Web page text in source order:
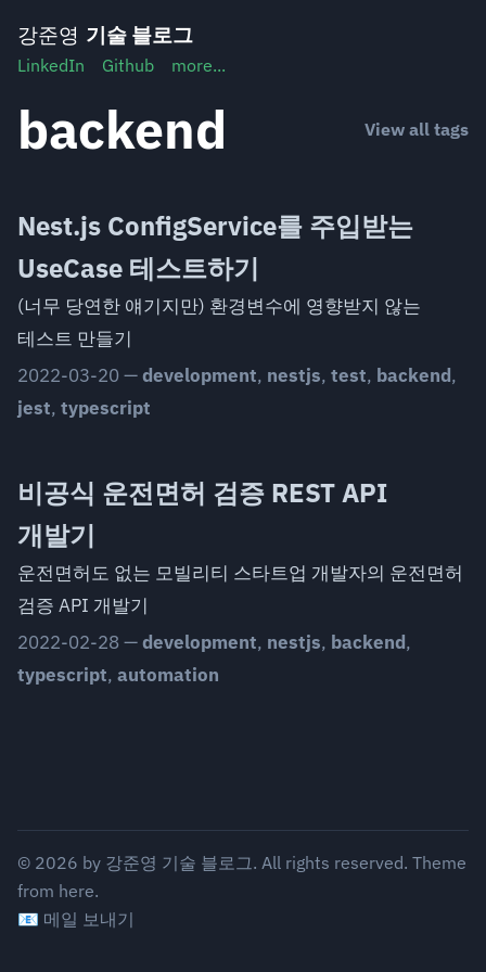
content
강준영 기술 블로그
LinkedIn Github more...
backend View all tags
Nest.js ConfigService를 주입받는
UseCase 테스트하기
(너무 당연한 얘기지만) 환경변수에 영향받지 않는
테스트 만들기
2022-03-20 —development, nestjs, test, backend,
jest, typescript
비공식 운전면허 검증 REST API
개발기
운전면허도 없는 모빌리티 스타트업 개발자의 운전면허
검증 API 개발기
2022-02-28 —development, nestjs, backend,
typescript, automation
© 2026 by 강준영 기술 블로그. All rights reserved. Theme
from here.
📧 메일 보내기